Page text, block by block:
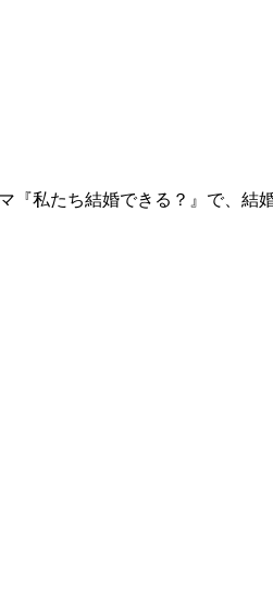
私たち結婚できる？』で、結